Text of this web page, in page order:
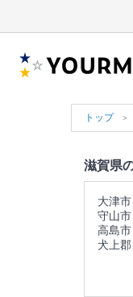
トップ
滋賀県
大津市
守山市
高島市
犬上郡